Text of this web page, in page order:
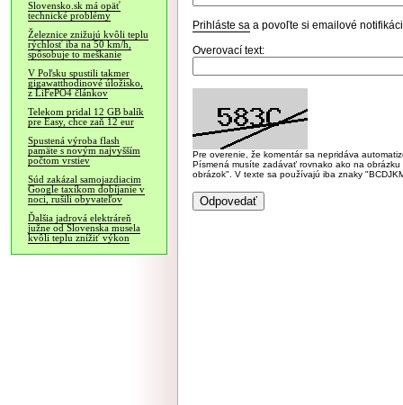
Slovensko.sk má opäť
technické problémy
Železnice znižujú kvôli teplu
rýchlosť iba na 50 km/h,
spôsobuje to meškanie
V Poľsku spustili takmer
gigawatthodinové úložisko,
z LiFePO4 článkov
Telekom pridal 12 GB balík
pre Easy, chce zaň 12 eur
Spustená výroba flash
pamäte s novým najvyšším
počtom vrstiev
Súd zakázal samojazdiacim
Google taxíkom dobíjanie v
noci, rušili obyvateľov
Ďalšia jadrová elektráreň
južne od Slovenska musela
kvôli teplu znížiť výkon
Prihláste sa a povoľte si emailové
Overovací text:
Pre overenie, že komentár sa nepridáva
Písmená musíte zadávať rovnako ako na
obrázok". V texte sa používajú iba znaky